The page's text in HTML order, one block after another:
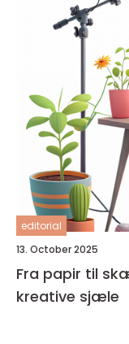
editorial
13. October 2025
Fra papir til
kreative sjæle